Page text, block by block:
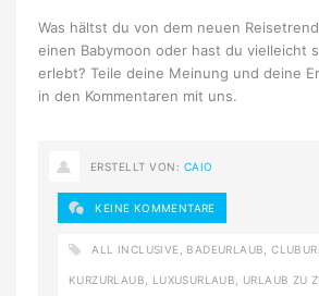
Was hältst du von dem neuen
einen Babymoon oder hast du vielleicht
erlebt? Teile deine Meinung und deine
in den Kommentaren mit uns.
ERSTELLT VON: CAIO
KEINE KOMMENTARE
ALL INCLUSIVE BADEURLAUB ,
KURZURLAUB LUXUSURLAUB URLAUB ZU